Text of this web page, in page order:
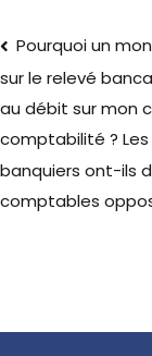
Pourquoi un
sur le relevé
au débit sur mon
comptabilité ?
banquiers ont-ils
comptables